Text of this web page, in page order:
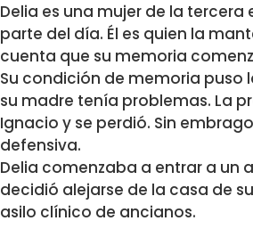
Delia es una mujer de la
parte del día. Él es quien la
cuenta que su memoria
Su condición de memoria puso
su madre tenía problemas. La
Ignacio y se perdió. Sin
defensiva.
Delia comenzaba a entrar a un
decidió alejarse de la casa de
asilo clínico de ancianos.